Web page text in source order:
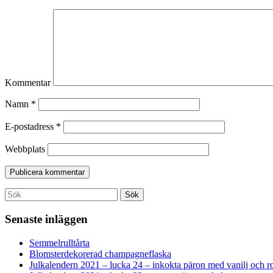
Kommentar
Namn *
E-postadress *
Webbplats
Search
for:
Sök
Senaste inläggen
Semmelrulltårta
Blomsterdekorerad champagneflaska
Julkalendern 2021 – lucka 24 – inkokta päron med vanilj och